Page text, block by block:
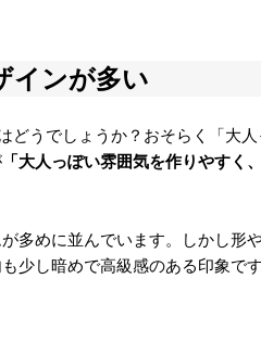
インが多い
どうでしょうか？おそらく「大
「大人っぽい雰囲気を作りやす
多めに並んでいます。しかし形
少し暗めで高級感のある印象です